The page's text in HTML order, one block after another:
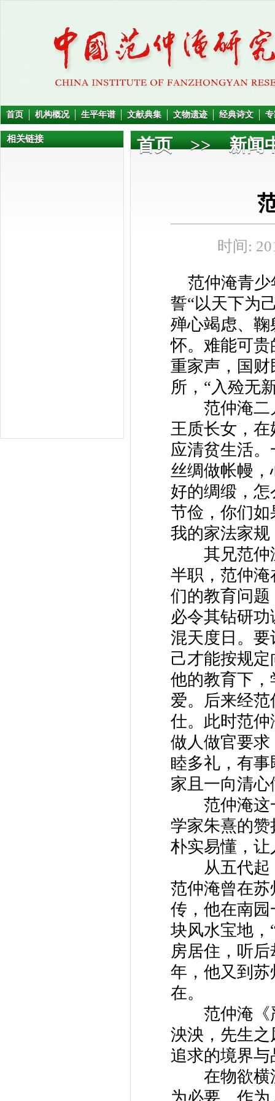
首页 机构概况 生平年谱 文献典集 文物遗迹 经典诗文
相关链接 首页>>新闻
时间:
范仲淹青少
誓“以天下为
殚心竭虑、
怀。难能可
重家声，国
所，“入殓无
范仲淹二儿
王质长女，
应清贫生活
丝绸做帐幔
好的绸缎，
节俭，你们
我的家法家
其兄范仲温
半职，范仲
们的教育问
必令其钻研
混天度日。
己才能按规
他的教育下
爱。后来经
仕。此时范
做人做官要
睦多礼，有
家且一向清
范仲淹这一
学家朱熹的
朴实易懂，让
从五代起，
范仲淹曾在
传，他在南
块风水宝地，
房居住，听
年，他又到
在。
范仲淹《严
泱泱，先生
追求的境界与
在物欲横流
为必要。作